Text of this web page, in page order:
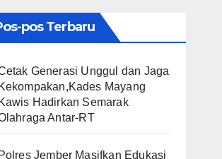
pos Terbaru
Generasi Unggul dan Jaga
Kekompakan,Kades Mayang
Kawis Hadirkan Semarak
Antar-RT
Polres Jember Masifkan Edukasi